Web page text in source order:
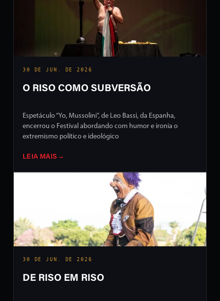
30 DE JUN. DE 2026
O RISO COMO SUBVERSÃO
Espetáculo “Yo, Mussolini”, de Leo Bassi, da Espanha,
encerrou o Festival abordando com humor e ironia o
extremismo político e ideológico
LEIA MAIS →
30 DE JUN. DE 2026
DE RISO EM RISO